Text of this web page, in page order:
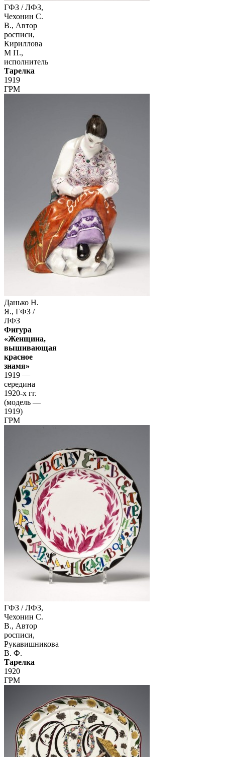
ГФЗ / ЛФЗ,
Чехонин С.
В., Автор
росписи,
Кириллова
М П.,
исполнитель
Тарелка
1919
ГРМ
Данько Н.
Я., ГФЗ /
ЛФЗ
Фигура
«Женщина,
вышивающая
красное
знамя»
1919 —
середина
1920-х гг.
(модель —
1919)
ГРМ
ГФЗ / ЛФЗ,
Чехонин С.
В., Автор
росписи,
Рукавишникова
В. Ф.
Тарелка
1920
ГРМ